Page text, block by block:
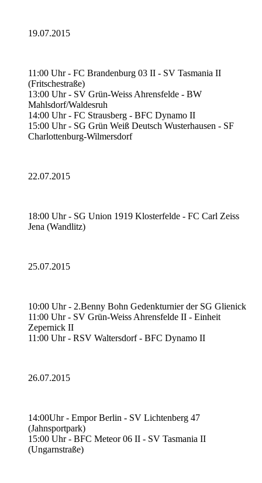
19.07.2015
11:00 Uhr - FC Brandenburg 03 II - SV Tasmania II
(Fritschestraße)
13:00 Uhr - SV Grün-Weiss Ahrensfelde - BW
Mahlsdorf/Waldesruh
14:00 Uhr - FC Strausberg - BFC Dynamo II
15:00 Uhr - SG Grün Weiß Deutsch Wusterhausen - SF
Charlottenburg-Wilmersdorf
22.07.2015
18:00 Uhr - SG Union 1919 Klosterfelde - FC Carl Zeiss
Jena (Wandlitz)
25.07.2015
10:00 Uhr - 2.Benny Bohn Gedenkturnier der SG Glienick
11:00 Uhr - SV Grün-Weiss Ahrensfelde II - Einheit
Zepernick II
11:00 Uhr - RSV Waltersdorf - BFC Dynamo II
26.07.2015
14:00Uhr - Empor Berlin - SV Lichtenberg 47
(Jahnsportpark)
15:00 Uhr - BFC Meteor 06 II - SV Tasmania II
(Ungarnstraße)